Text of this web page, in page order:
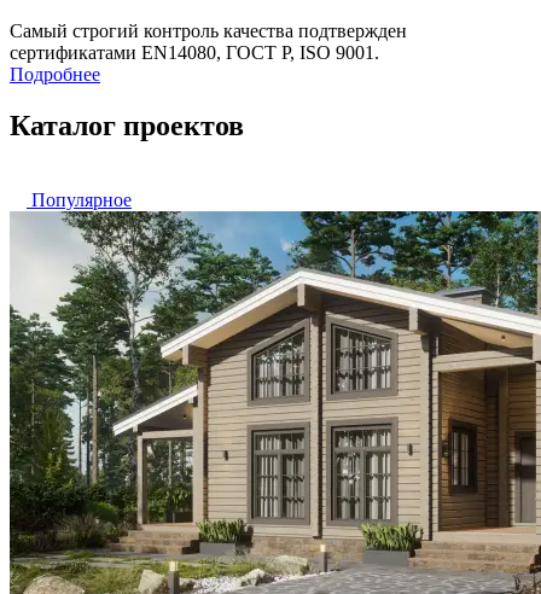
Самый строгий контроль качества подтвержден
сертификатами EN14080, ГОСТ Р, ISO 9001.
Подробнее
Каталог проектов
Популярное